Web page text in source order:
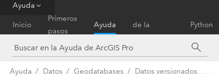
Ayuda
Inicio
Primeros
pasos
Ayuda
de la
herramienta
Python
Ayuda Datos Geodatabases Datos versionados